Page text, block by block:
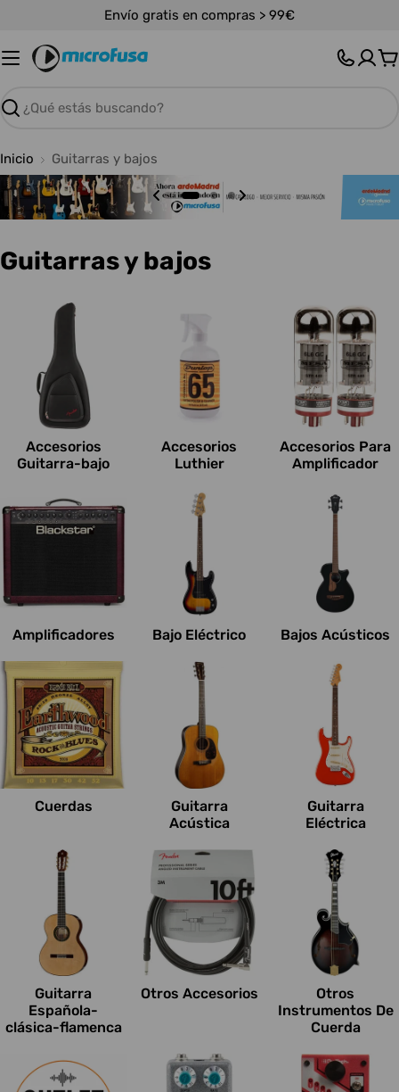
contenido
Envío gratis en compras > 99€
Buscar
Inicio Guitarras y bajos
C
e
s
:
Guitarras y bajos
Accesorios
Guitarra-bajo
Accesorios
Luthier
Accesorios Para
Amplificador
Amplificadores Bajo Eléctrico Bajos Acústicos
Cuerdas
Guitarra
Acústica
Guitarra
Eléctrica
Guitarra
Española-
clásica-flamenca
Otros Accesorios
Otros
Instrumentos De
Cuerda